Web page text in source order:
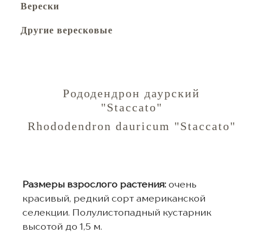
Верески
Другие вересковые
Рододендрон даурский
"Staccato"
Rhododendron dauricum "Staccato"
Размеры взрослого растения:очень
красивый, редкий сорт американской
селекции. Полулистопадный кустарник
высотой до 1,5 м.